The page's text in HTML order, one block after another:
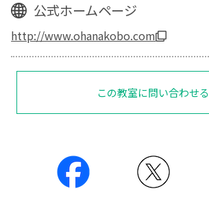
公式ホームページ
http://www.ohanakobo.com
この教室に問い合わせる